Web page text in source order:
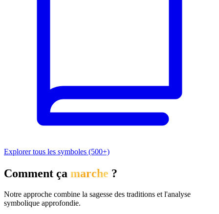
Explorer tous les symboles (500+)
Comment ça marche ?
Notre approche combine la sagesse des traditions et l'analyse
symbolique approfondie.